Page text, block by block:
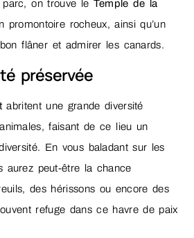
on trouve le Temple de la
promontoire rocheux, ainsi qu’un
flâner et admirer les canards.
préservée
abritent une grande diversité
faisant de ce lieu un
En vous baladant sur les
aurez peut-être la chance
des hérissons ou encore des
refuge dans ce havre de paix